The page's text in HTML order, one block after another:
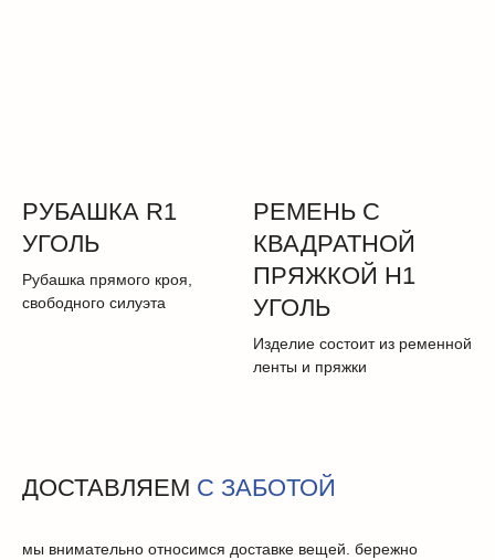
РУБАШКА R1
УГОЛЬ
Рубашка прямого кроя,
свободного силуэта
РЕМЕНЬ С
КВАДРАТНОЙ
ПРЯЖКОЙ H1
УГОЛЬ
Изделие состоит из ременной
ленты и пряжки
ДОСТАВЛЯЕМ С ЗАБОТОЙ
мы внимательно относимся доставке вещей. бережно